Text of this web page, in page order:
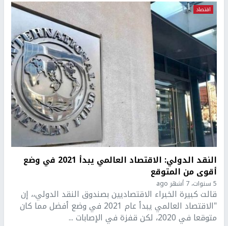
اقتصاد
النقد الدولي: الاقتصاد العالمي يبدأ 2021 في وضع
أقوى من المتوقع
5 سنوات، 7 أشهر ago
قالت كبيرة الخبراء الاقتصاديين بصندوق النقد الدولي،، إن
"الاقتصاد العالمي يبدأ عام 2021 في وضع أفضل مما كان
متوقعا في 2020، لكن قفزة في الإصابات ...